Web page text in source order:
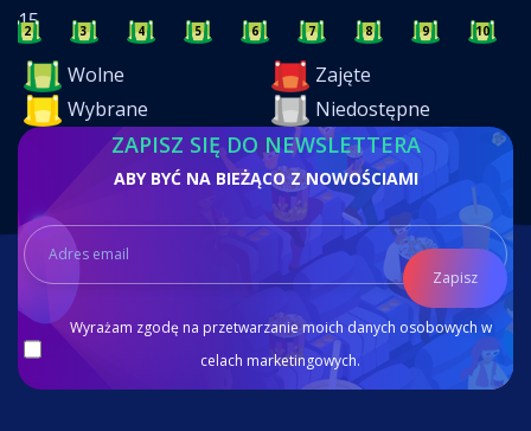
15
2 3 4 5 6 7 8 9 10
Wolne
Zajęte
Wybrane
Niedostępne
ZAPISZ SIĘ DO NEWSLETTERA
ABY BYĆ NA BIEŻĄCO Z NOWOŚCIAMI
Zapisz
Wyrażam zgodę na przetwarzanie moich danych osobowych w
celach marketingowych.